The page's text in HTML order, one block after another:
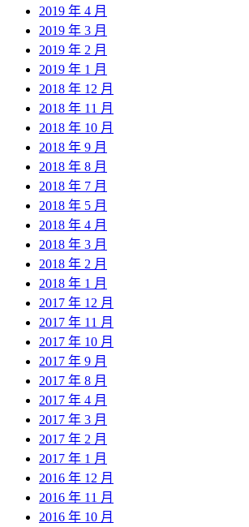
2019 年 4 月
2019 年 3 月
2019 年 2 月
2019 年 1 月
2018 年 12 月
2018 年 11 月
2018 年 10 月
2018 年 9 月
2018 年 8 月
2018 年 7 月
2018 年 5 月
2018 年 4 月
2018 年 3 月
2018 年 2 月
2018 年 1 月
2017 年 12 月
2017 年 11 月
2017 年 10 月
2017 年 9 月
2017 年 8 月
2017 年 4 月
2017 年 3 月
2017 年 2 月
2017 年 1 月
2016 年 12 月
2016 年 11 月
2016 年 10 月